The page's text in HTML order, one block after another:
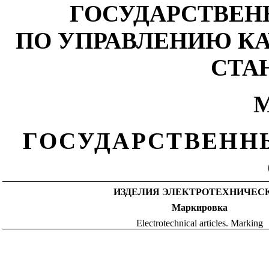
ПО УПРАВЛЕНИЮ
ИЗДЕЛИЯ
Маркировка
Electrotechnical articles. Marking